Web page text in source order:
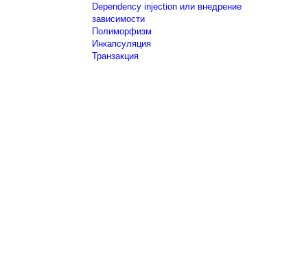
Dependency injection или внедрение
зависимости
Полиморфизм
Инкапсуляция
Транзакция